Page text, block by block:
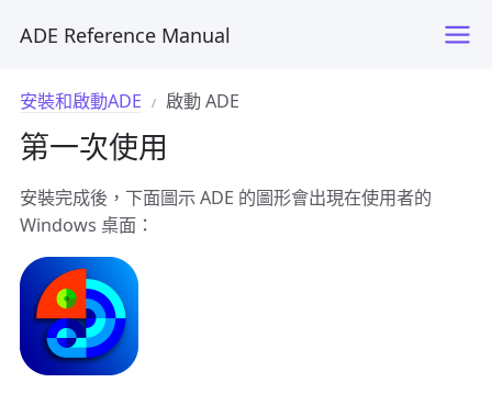
ADE Reference Manual
安裝和啟動ADE 啟動 ADE
第一次使用
安裝完成後，下面圖示 ADE 的圖形會出現在使用者的
Windows 桌面：